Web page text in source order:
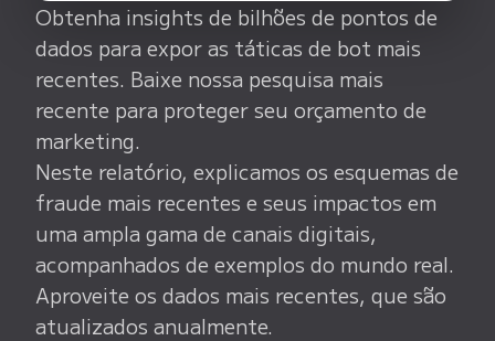
Obtenha insights de bilhões de pontos de
dados para expor as táticas de bot mais
recentes. Baixe nossa pesquisa mais
recente para proteger seu orçamento de
marketing.
Neste relatório, explicamos os esquemas de
fraude mais recentes e seus impactos em
uma ampla gama de canais digitais,
acompanhados de exemplos do mundo real.
Aproveite os dados mais recentes, que são
atualizados anualmente.